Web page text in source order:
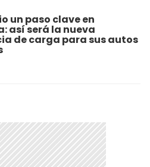
un paso clave en
así será la nueva
de carga para sus autos